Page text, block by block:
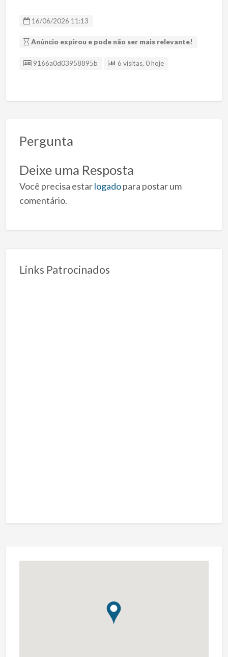
16/06/2026 11:13
Anúncio expirou e pode não ser mais relevante!
ID Anúncio
9166a0d03958895b 6 visitas, 0 hoje
Pergunta
Deixe uma Resposta
Você precisa estarlogadopara postar um
comentário.
Links Patrocinados